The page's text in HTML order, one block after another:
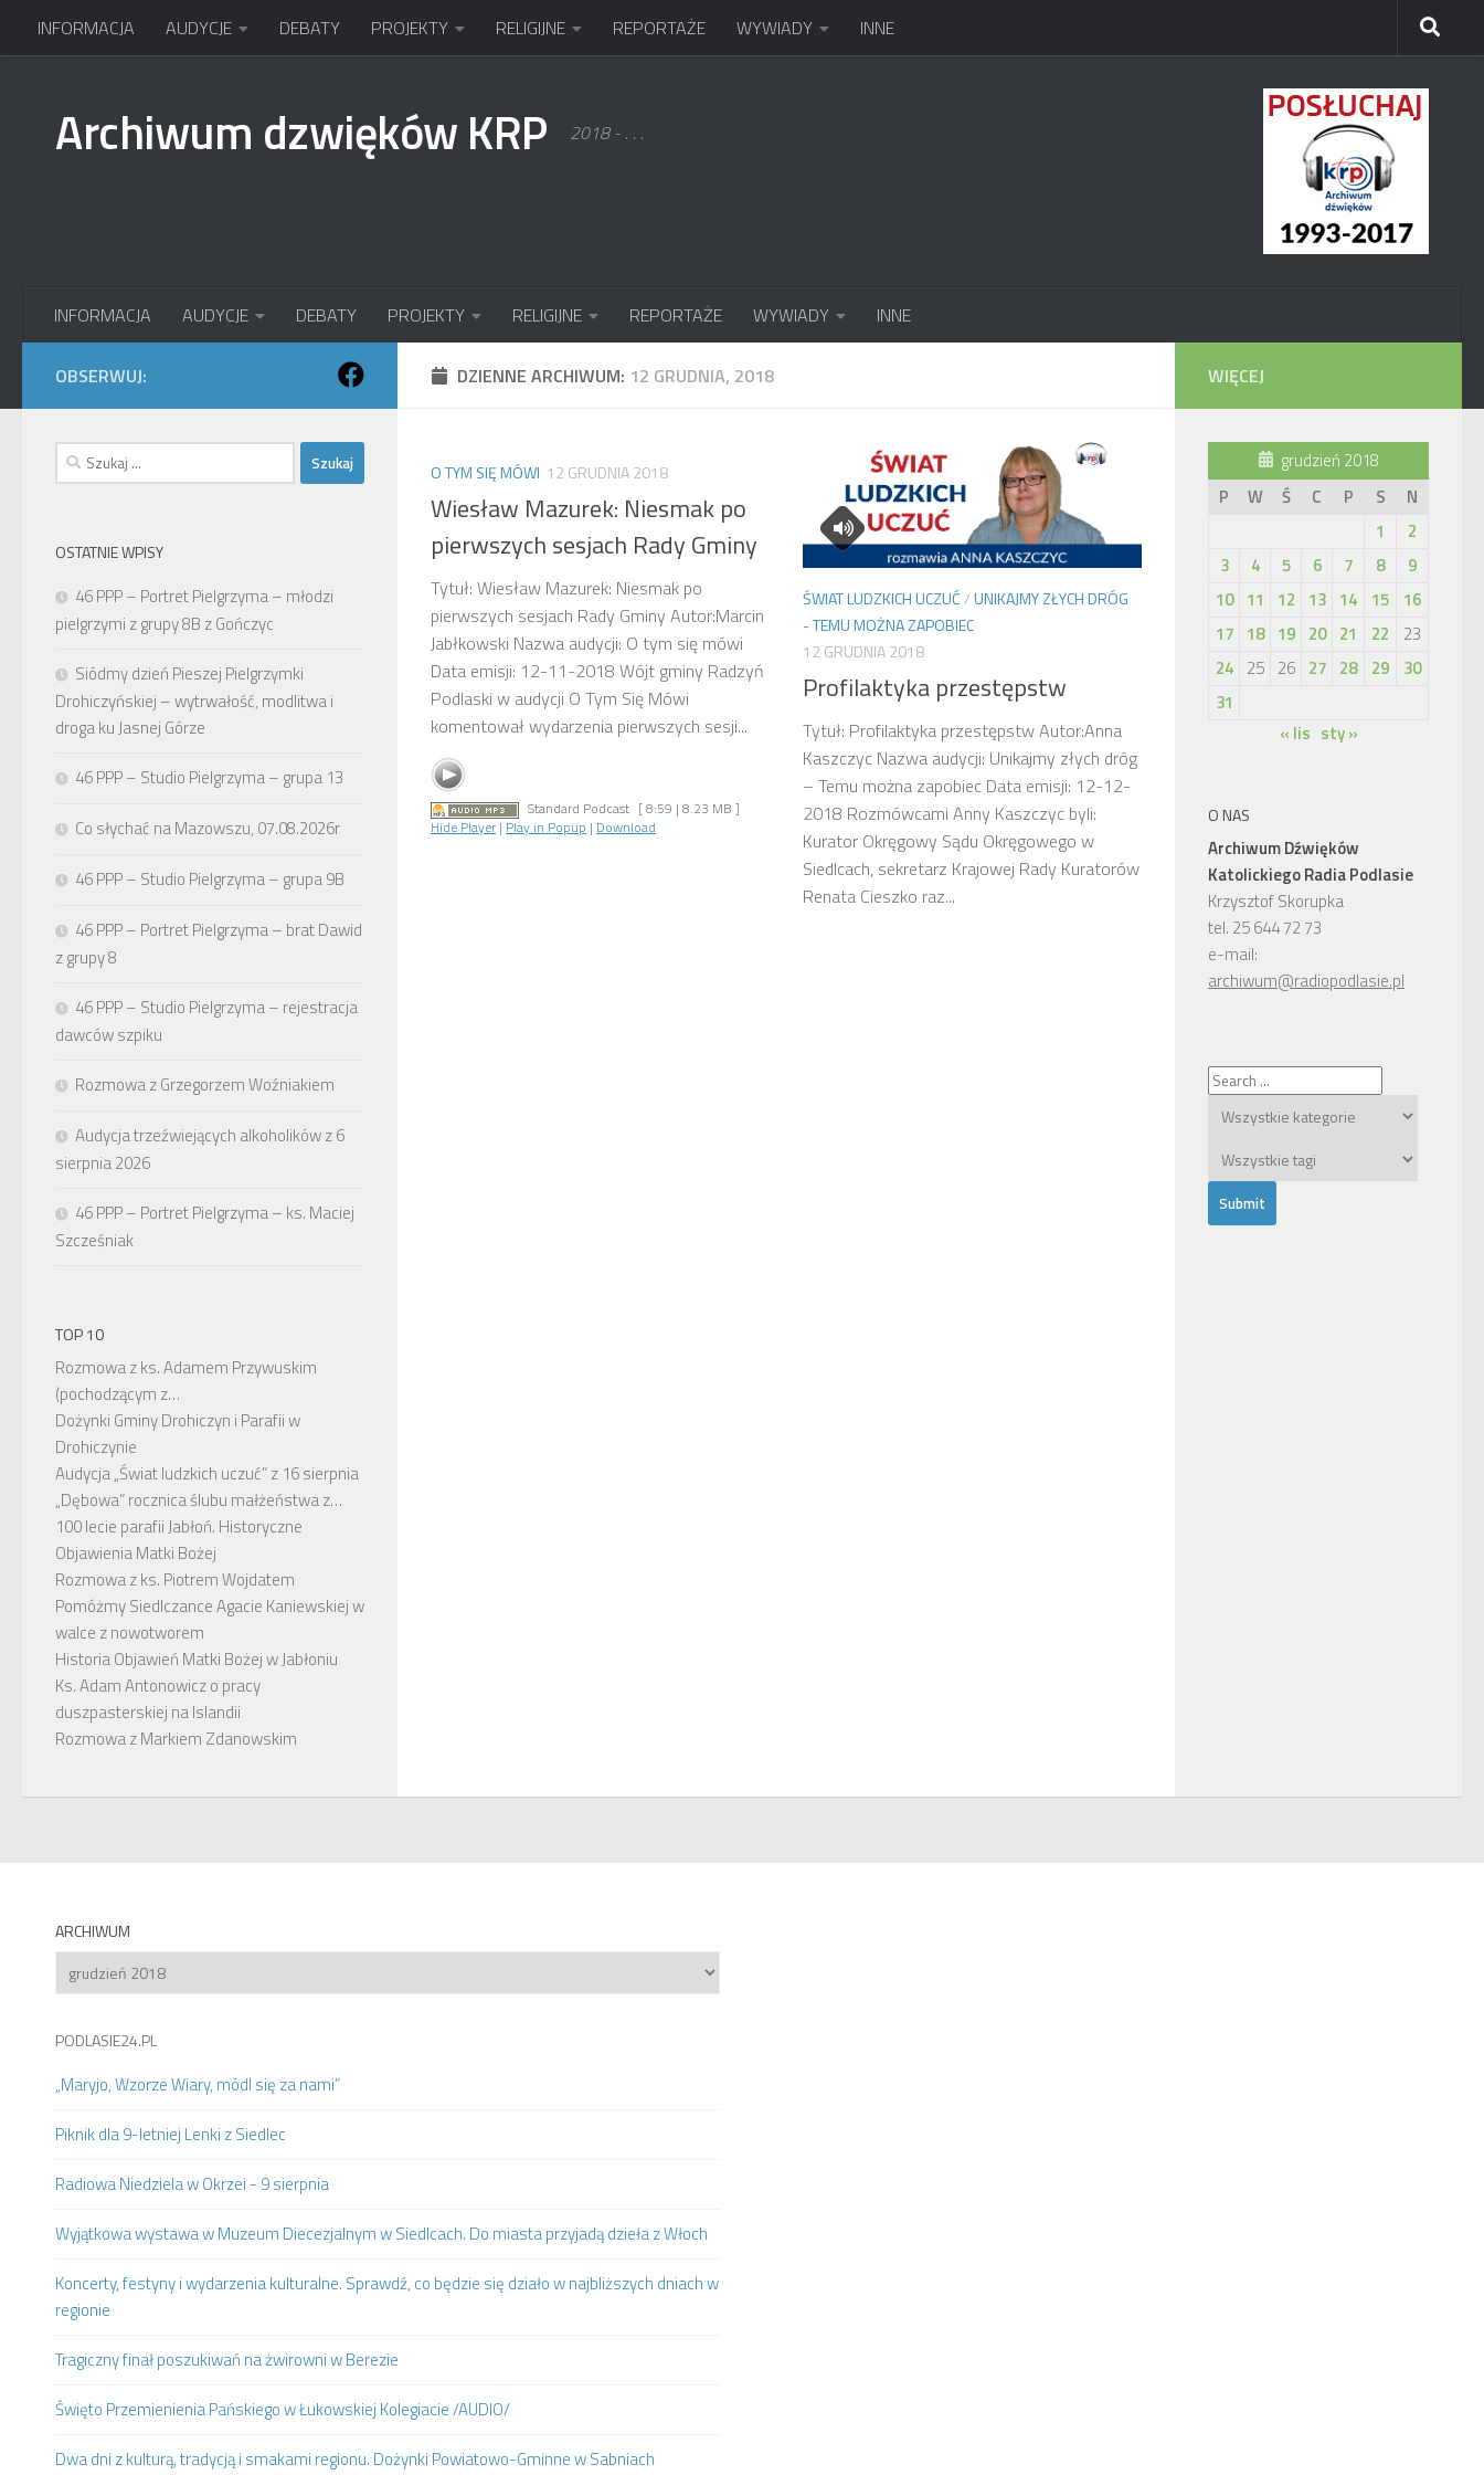
Przejdź do treści
INFORMACJA AUDYCJE DEBATY PROJEKTY RELIGIJNE REPORTAŻE WYWIADY INNE
Archiwum dzwięków KRP 2018 - . . .
INFORMACJA AUDYCJE DEBATY PROJEKTY RELIGIJNE REPORTAŻE WYWIADY INNE
DZIENNE ARCHIWUM: 12 GRUDNIA, 2018
O TYM SIĘ MÓWI 12 GRUDNIA 2018
Wiesław Mazurek: Niesmak po
pierwszych sesjach Rady Gminy
Tytuł: Wiesław Mazurek: Niesmak po
pierwszych sesjach Rady Gminy Autor:Marcin
Jabłkowski Nazwa audycji: O tym się mówi
Data emisji: 12-11-2018 Wójt gminy Radzyń
Podlaski w audycji O Tym Się Mówi
komentował wydarzenia pierwszych sesji...
Standard Podcast [ 8:59 | 8.23 MB ]
Hide Player | Play in Popup | Download
ŚWIAT LUDZKICH UCZUĆ/UNIKAJMY ZŁYCH DRÓG
- TEMU MOŻNA ZAPOBIEC
12 GRUDNIA 2018
Profilaktyka przestępstw
Tytuł: Profilaktyka przestępstw Autor:Anna
Kaszczyc Nazwa audycji: Unikajmy złych dróg
– Temu można zapobiec Data emisji: 12-12-
2018 Rozmówcami Anny Kaszczyc byli:
Kurator Okręgowy Sądu Okręgowego w
Siedlcach, sekretarz Krajowej Rady Kuratorów
Renata Cieszko raz...
OBSERWUJ:
Szukaj:
OSTATNIE WPISY
46 PPP – Portret Pielgrzyma – młodzi
pielgrzymi z grupy 8B z Gończyc
Siódmy dzień Pieszej Pielgrzymki
Drohiczyńskiej – wytrwałość, modlitwa i
droga ku Jasnej Górze
46 PPP – Studio Pielgrzyma – grupa 13
Co słychać na Mazowszu, 07.08.2026r
46 PPP – Studio Pielgrzyma – grupa 9B
46 PPP – Portret Pielgrzyma – brat Dawid
z grupy 8
46 PPP – Studio Pielgrzyma – rejestracja
dawców szpiku
Rozmowa z Grzegorzem Woźniakiem
Audycja trzeźwiejących alkoholików z 6
sierpnia 2026
46 PPP – Portret Pielgrzyma – ks. Maciej
Szcześniak
TOP 10
Rozmowa z ks. Adamem Przywuskim
(pochodzącym z…
Dożynki Gminy Drohiczyn i Parafii w
Drohiczynie
Audycja „Świat ludzkich uczuć” z 16 sierpnia
„Dębowa” rocznica ślubu małżeństwa z…
100 lecie parafii Jabłoń. Historyczne
Objawienia Matki Bożej
Rozmowa z ks. Piotrem Wojdatem
Pomóżmy Siedlczance Agacie Kaniewskiej w
walce z nowotworem
Historia Objawień Matki Bożej w Jabłoniu
Ks. Adam Antonowicz o pracy
duszpasterskiej na Islandii
Rozmowa z Markiem Zdanowskim
WIĘCEJ
grudzień 2018
P
W Ś C P S
N
1
2
3
4 5 6 7 8
9
10 11 12 13 14 15
16
17 18 19 20 21 22
23
24 25 26 27 28 29
30
31
« lis sty »
O NAS
Archiwum Dźwięków
Katolickiego Radia Podlasie
Krzysztof Skorupka
tel. 25 644 72 73
e-mail:
archiwum@radiopodlasie.pl
ARCHIWUM
Archiwum
PODLASIE24.PL
„Maryjo, Wzorze Wiary, módl się za nami”
Piknik dla 9-letniej Lenki z Siedlec
Radiowa Niedziela w Okrzei - 9 sierpnia
Wyjątkowa wystawa w Muzeum Diecezjalnym w Siedlcach. Do miasta przyjadą dzieła z Włoch
Koncerty, festyny i wydarzenia kulturalne. Sprawdź, co będzie się działo w najbliższych dniach w
regionie
Tragiczny finał poszukiwań na żwirowni w Berezie
Święto Przemienienia Pańskiego w Łukowskiej Kolegiacie /AUDIO/
Dwa dni z kulturą, tradycją i smakami regionu. Dożynki Powiatowo-Gminne w Sabniach